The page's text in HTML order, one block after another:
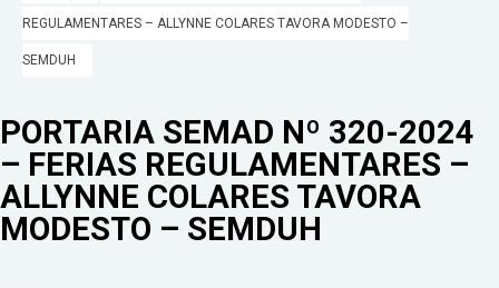
REGULAMENTARES – ALLYNNE COLARES TAVORA MODESTO –
SEMDUH
PORTARIA SEMAD Nº 320-2024
– FERIAS REGULAMENTARES –
ALLYNNE COLARES TAVORA
MODESTO – SEMDUH